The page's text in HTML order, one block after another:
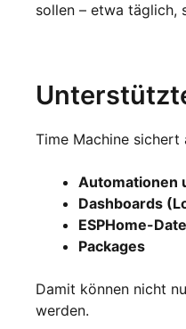
sollen – etwa täglich,
Time Machine sichert
Automationen
Dashboards
ESPHome-
Packages
Damit können nicht
werden.